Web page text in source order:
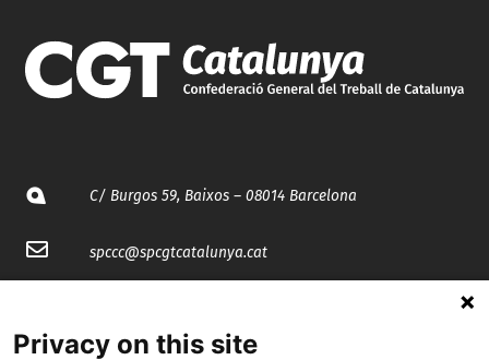
C/ Burgos 59, Baixos – 08014 Barcelona
spccc@spcgtcatalunya.cat
Privacy on this site